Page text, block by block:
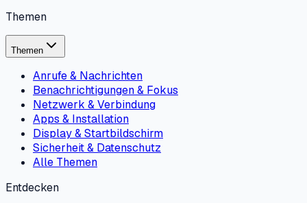
Themen
Themen
Anrufe & Nachrichten
Benachrichtigungen & Fokus
Netzwerk & Verbindung
Apps & Installation
Display & Startbildschirm
Sicherheit & Datenschutz
Alle Themen
Entdecken